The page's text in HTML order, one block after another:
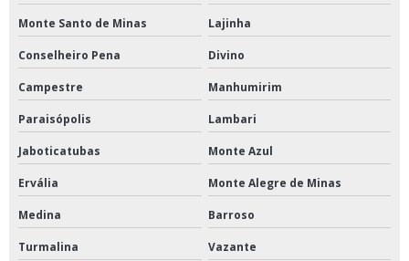
Monte Santo de Minas Lajinha
Conselheiro Pena Divino
Campestre Manhumirim
Paraisópolis Lambari
Jaboticatubas Monte Azul
Ervália Monte Alegre de Minas
Medina Barroso
Turmalina Vazante